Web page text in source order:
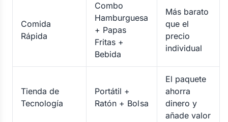
Comida
Rápida
Combo
Hamburguesa
+ Papas
Fritas +
Bebida
Más barato
que el
precio
individual
Tienda de
Tecnología
Portátil +
Ratón + Bolsa
El paquete
ahorra
dinero y
añade valor